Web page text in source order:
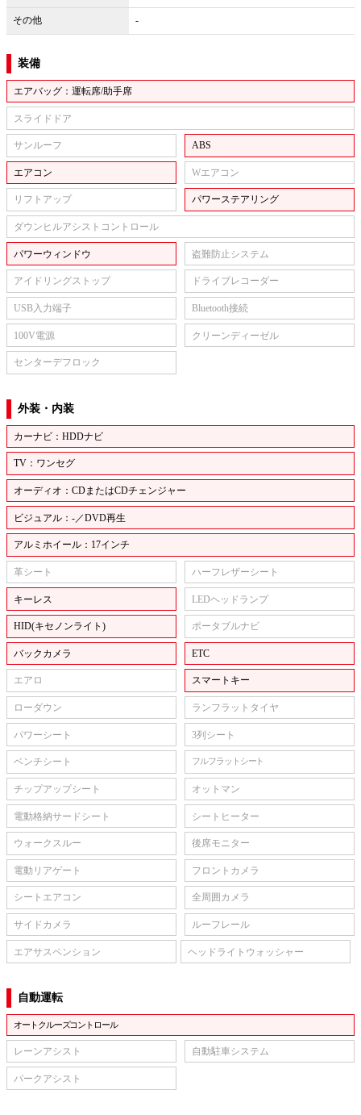
その他 -
装備
エアバッグ：運転席/助手席
スライドドア
サンルーフ ABS
エアコン Wエアコン
リフトアップ パワーステアリング
ダウンヒルアシストコントロール
パワーウィンドウ 盗難防止システム
アイドリングストップ ドライブレコーダー
USB入力端子 Bluetooth接続
100V電源 クリーンディーゼル
センターデフロック
外装・内装
カーナビ：HDDナビ
TV：ワンセグ
オーディオ：CDまたはCDチェンジャー
ビジュアル：-／DVD再生
アルミホイール：17インチ
革シート ハーフレザーシート
キーレス LEDヘッドランプ
HID(キセノンライト) ポータブルナビ
バックカメラ ETC
エアロ スマートキー
ローダウン ランフラットタイヤ
パワーシート 3列シート
ベンチシート フルフラットシート
チップアップシート オットマン
電動格納サードシート シートヒーター
ウォークスルー 後席モニター
電動リアゲート フロントカメラ
シートエアコン 全周囲カメラ
サイドカメラ ルーフレール
エアサスペンション ヘッドライトウォッシャー
自動運転
オートクルーズコントロール
レーンアシスト 自動駐車システム
パークアシスト